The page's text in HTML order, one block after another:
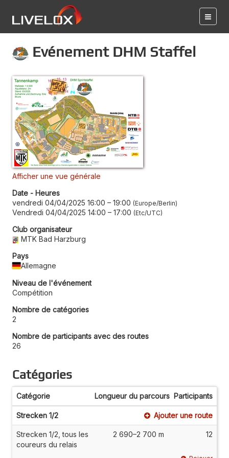
Evénement DHM Staffel
Afficher une vue générale
Date - Heures
vendredi 04/04/2025 16:00 – 19:00 Europe/Berlin
Vendredi 04/04/2025 14:00 – 17:00 Etc/UTC
Club organisateur
MTK Bad Harzburg
Pays
Allemagne
Niveau de l'événement
Compétition
Nombre de catégories
2
Nombre de participants avec des routes
26
Catégories
Catégorie Longueur du parcours Participants
Strecken 1/2 Ajouter une route
Strecken 1/2, tous les
coureurs du relais
2 690–2 700 m 12